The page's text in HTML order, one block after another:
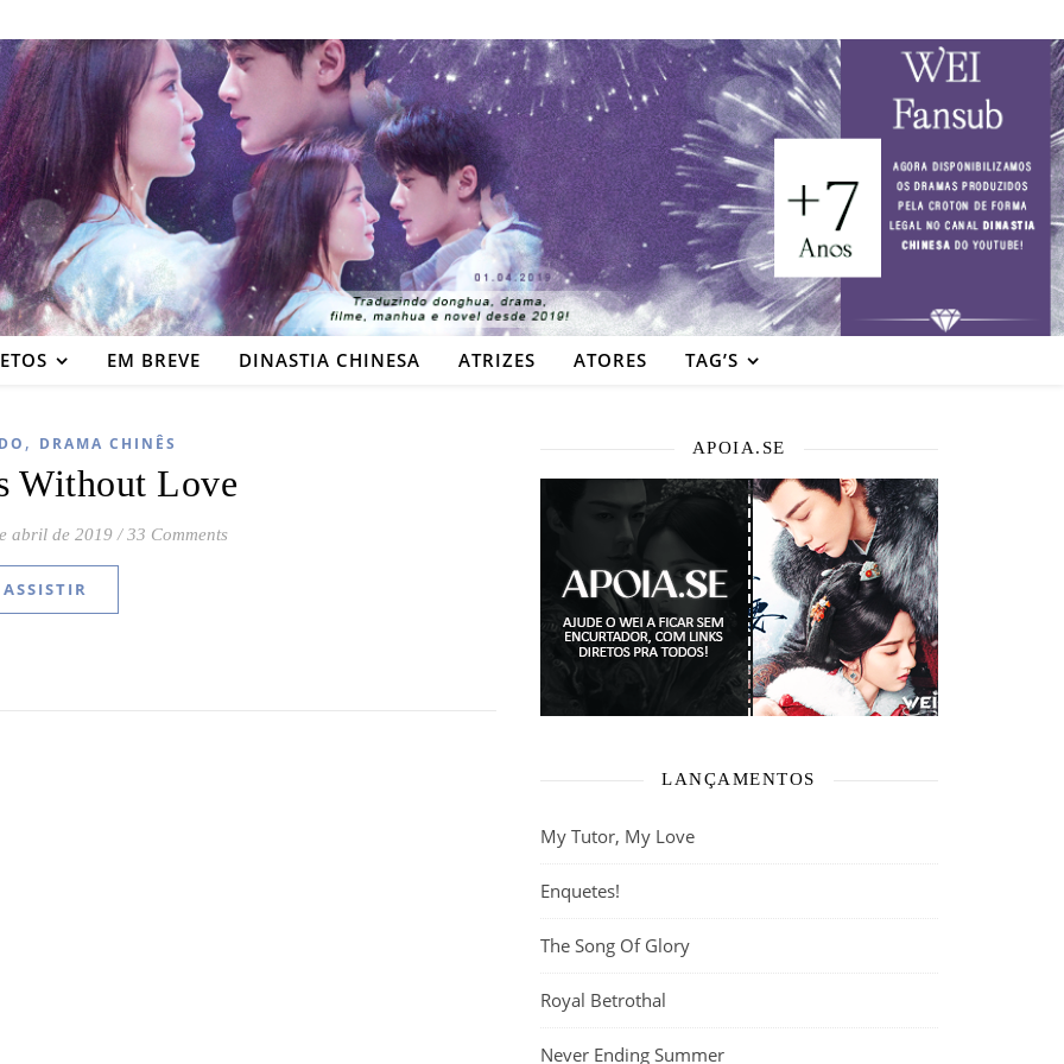
EM BREVE DINASTIA CHINESA ATRIZES ATORES TAG’S
, DRAMA CHINÊS
Without Love
abril de 2019 / 33 Comments
ASSISTIR
APOIA.SE
LANÇAMENTOS
My Tutor, My Love
Enquetes!
The Song Of Glory
Royal Betrothal
Never Ending Summer